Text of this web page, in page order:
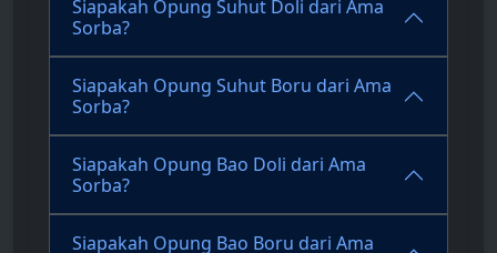
Siapakah Opung Suhut Doli dari Ama
Sorba?
Siapakah Opung Suhut Boru dari Ama
Sorba?
Siapakah Opung Bao Doli dari Ama
Sorba?
Siapakah Opung Bao Boru dari Ama